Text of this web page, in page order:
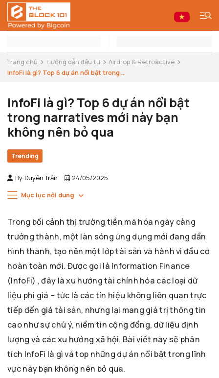
Trang chủ Hướng dẫn đầu tư
Airdrop & Retroactive
InfoFi là gì? Top 6 dự án nổi bật trong ...
InfoFi là gì? Top 6 dự án nổi bật
trong narratives mới này bạn
không nên bỏ qua
Trending
By Duyên Trần 24/05/2025
Mục lục nội dung
Trong bối cảnh thị trường tiền mã hóa ngày càng
trưởng thành, một làn sóng ứng dụng mới đang dần
hình thành, tạo nên một lớp tài sản và hành vi đầu cơ
hoàn toàn mới. Được gọi là Information Finance
(InfoFi) , đây là xu hướng tài chính hóa các loại dữ
liệu phi giá – tức là các tín hiệu không liên quan trực
tiếp đến giá tài sản, nhưng lại mang giá trị thông tin
cao như sự chú ý, niềm tin cộng đồng, dữ liệu định
lượng và các xu hướng xã hội. Bài viết này sẽ phân
tích InfoFi là gì và top những dự án nổi bật trong lĩnh
vực này bạn không nên bỏ qua.